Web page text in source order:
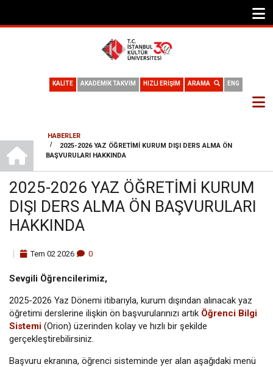
ENG
ARAMA
HIZLI ERİŞİM
AKADEMİK TAKVİM
KALİTE
SAYFA
YOLU
HABERLER
/
2025-2026 YAZ ÖĞRETIMI KURUM DIŞI DERS ALMA ÖN
BAŞVURULARI HAKKINDA
2025-2026 YAZ ÖĞRETIMI KURUM
DIŞI DERS ALMA ÖN BAŞVURULARI
HAKKINDA
Tem 02 2026 0
Sevgili Öğrencilerimiz,
2025-2026 Yaz Dönemi itibarıyla, kurum dışından alınacak yaz
öğretimi derslerine ilişkin ön başvurularınızı artık Öğrenci Bilgi
Sistemi (Orion) üzerinden kolay ve hızlı bir şekilde
gerçekleştirebilirsiniz.
Başvuru ekranına, öğrenci sisteminde yer alan aşağıdaki menü